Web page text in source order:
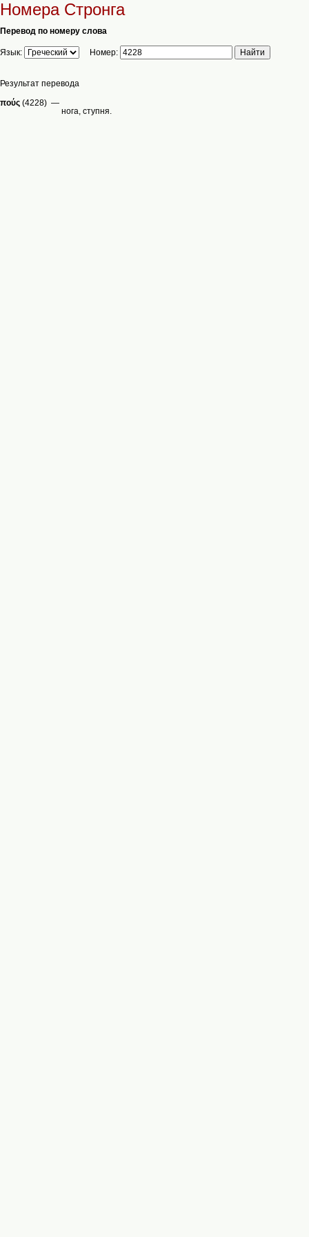
Номера Стронга
Перевод по номеру слова
Язык: Номер:
Результат перевода
πούς (4228) —
нога, ступня.